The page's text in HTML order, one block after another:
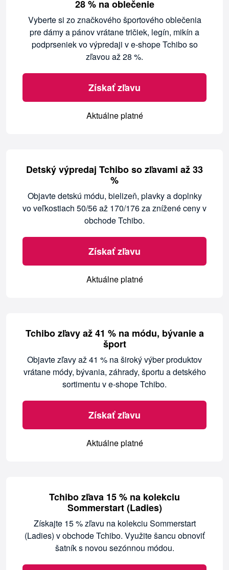
28 % na oblečenie
Vyberte si zo značkového športového oblečenia
pre dámy a pánov vrátane tričiek, legín, mikín a
podprseniek vo výpredaji v e-shope Tchibo so
zľavou až 28 %.
Získať zľavu
Aktuálne platné
Detský výpredaj Tchibo so zľavami až 33
%
Objavte detskú módu, bielizeň, plavky a doplnky
vo veľkostiach 50/56 až 170/176 za znížené ceny v
obchode Tchibo.
Získať zľavu
Aktuálne platné
Tchibo zľavy až 41 % na módu, bývanie a
šport
Objavte zľavy až 41 % na široký výber produktov
vrátane módy, bývania, záhrady, športu a detského
sortimentu v e-shope Tchibo.
Získať zľavu
Aktuálne platné
Tchibo zľava 15 % na kolekciu
Sommerstart (Ladies)
Získajte 15 % zľavu na kolekciu Sommerstart
(Ladies) v obchode Tchibo. Využite šancu obnoviť
šatník s novou sezónnou módou.